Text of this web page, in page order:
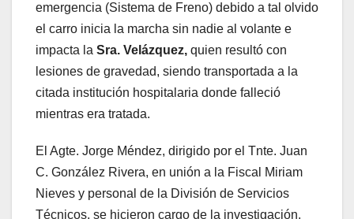
emergencia (Sistema de Freno) debido a tal olvido
el carro inicia la marcha sin nadie al volante e
impacta la Sra. Velázquez, quien resultó con
lesiones de gravedad, siendo transportada a la
citada institución hospitalaria donde falleció
mientras era tratada.
El Agte. Jorge Méndez, dirigido por el Tnte. Juan
C. González Rivera, en unión a la Fiscal Miriam
Nieves y personal de la División de Servicios
Técnicos, se hicieron cargo de la investigación.